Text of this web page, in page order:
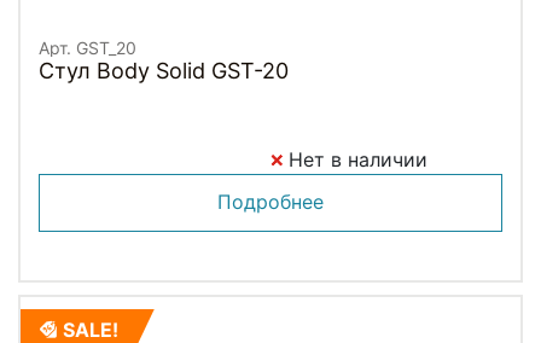
Арт. GST_20
Стул Body Solid GST-20
Нет в наличии
Подробнее
SALE!